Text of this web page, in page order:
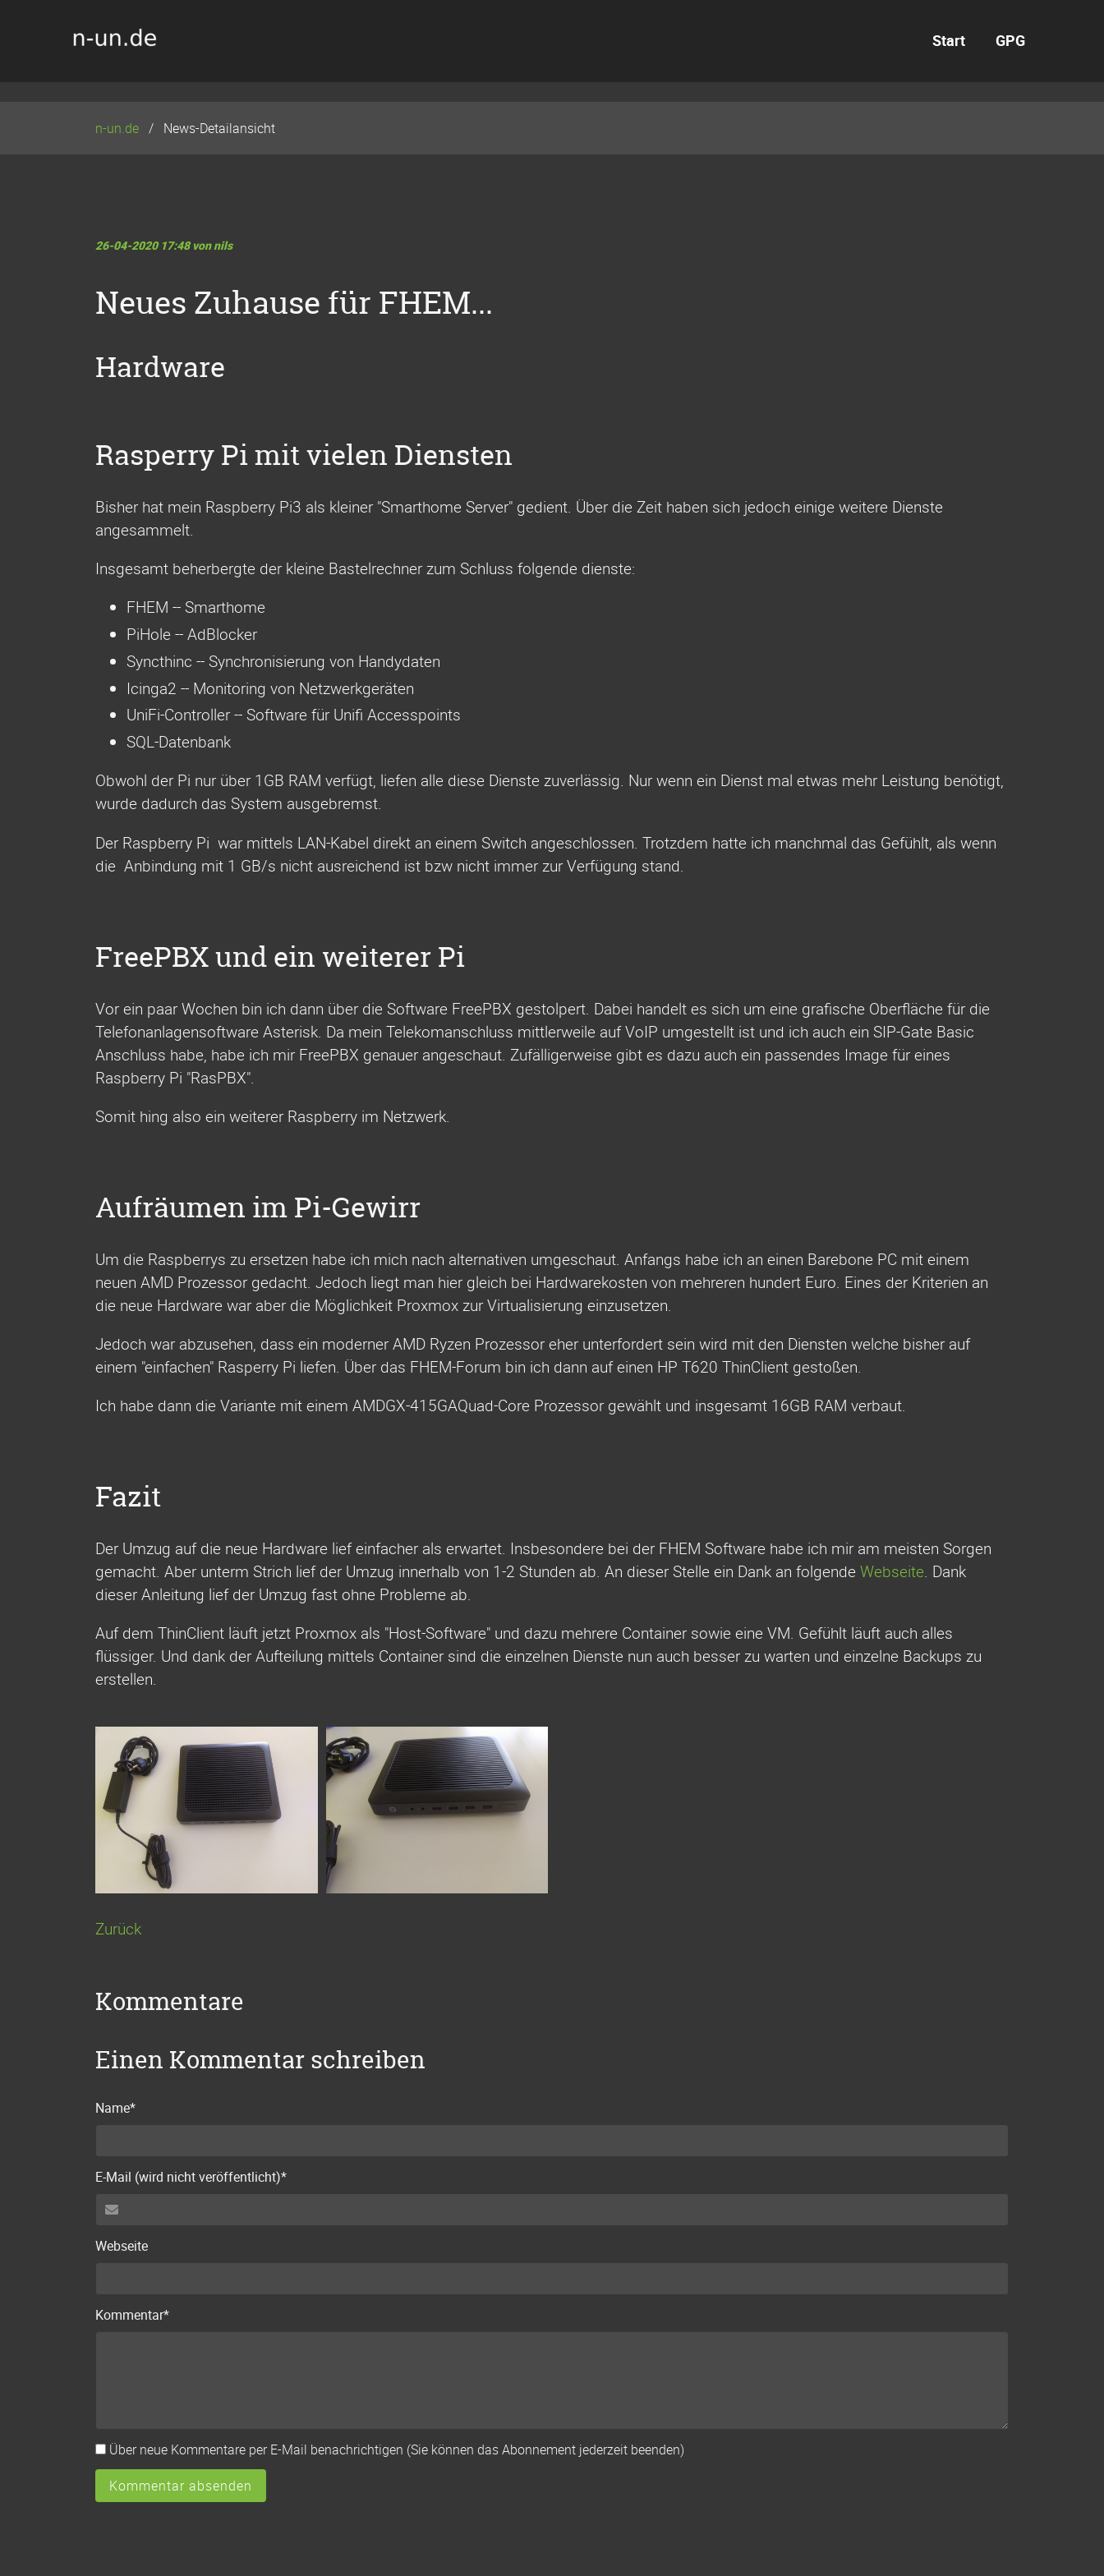
überspringen
Start GPG
n-un.de News-Detailansicht
26-04-2020 17:48von nils
Neues Zuhause für FHEM...
Hardware
Rasperry Pi mit vielen Diensten
Bisher hat mein Raspberry Pi3 als kleiner "Smarthome Server" gedient. Über die Zeit haben sich jedoch einige weitere Dienste
angesammelt.
Insgesamt beherbergte der kleine Bastelrechner zum Schluss folgende dienste:
FHEM -- Smarthome
PiHole -- AdBlocker
Syncthinc -- Synchronisierung von Handydaten
Icinga2 -- Monitoring von Netzwerkgeräten
UniFi-Controller -- Software für Unifi Accesspoints
SQL-Datenbank
Obwohl der Pi nur über 1GB RAM verfügt, liefen alle diese Dienste zuverlässig. Nur wenn ein Dienst mal etwas mehr Leistung benötigt,
wurde dadurch das System ausgebremst.
Der Raspberry Pi war mittels LAN-Kabel direkt an einem Switch angeschlossen. Trotzdem hatte ich manchmal das Gefühlt, als wenn
die Anbindung mit 1 GB/s nicht ausreichend ist bzw nicht immer zur Verfügung stand.
FreePBX und ein weiterer Pi
Vor ein paar Wochen bin ich dann über die Software FreePBX gestolpert. Dabei handelt es sich um eine grafische Oberfläche für die
Telefonanlagensoftware Asterisk. Da mein Telekomanschluss mittlerweile auf VoIP umgestellt ist und ich auch ein SIP-Gate Basic
Anschluss habe, habe ich mir FreePBX genauer angeschaut. Zufälligerweise gibt es dazu auch ein passendes Image für eines
Raspberry Pi "RasPBX".
Somit hing also ein weiterer Raspberry im Netzwerk.
Aufräumen im Pi-Gewirr
Um die Raspberrys zu ersetzen habe ich mich nach alternativen umgeschaut. Anfangs habe ich an einen Barebone PC mit einem
neuen AMD Prozessor gedacht. Jedoch liegt man hier gleich bei Hardwarekosten von mehreren hundert Euro. Eines der Kriterien an
die neue Hardware war aber die Möglichkeit Proxmox zur Virtualisierung einzusetzen.
Jedoch war abzusehen, dass ein moderner AMD Ryzen Prozessor eher unterfordert sein wird mit den Diensten welche bisher auf
einem "einfachen" Rasperry Pi liefen. Über das FHEM-Forum bin ich dann auf einen HP T620 ThinClient gestoßen.
Ich habe dann die Variante mit einem AMDGX-415GAQuad-Core Prozessor gewählt und insgesamt 16GB RAM verbaut.
Fazit
Der Umzug auf die neue Hardware lief einfacher als erwartet. Insbesondere bei der FHEM Software habe ich mir am meisten Sorgen
gemacht. Aber unterm Strich lief der Umzug innerhalb von 1-2 Stunden ab. An dieser Stelle ein Dank an folgende Webseite. Dank
dieser Anleitung lief der Umzug fast ohne Probleme ab.
Auf dem ThinClient läuft jetzt Proxmox als "Host-Software" und dazu mehrere Container sowie eine VM. Gefühlt läuft auch alles
flüssiger. Und dank der Aufteilung mittels Container sind die einzelnen Dienste nun auch besser zu warten und einzelne Backups zu
erstellen.
Zurück
Kommentare
Einen Kommentar schreiben
Pflichtfeld
Name*
Pflichtfeld
E-Mail (wird nicht veröffentlicht)*
Webseite
Pflichtfeld
Kommentar*
Über neue Kommentare per E-Mail benachrichtigen (Sie können das Abonnement jederzeit beenden)
Kommentar absenden